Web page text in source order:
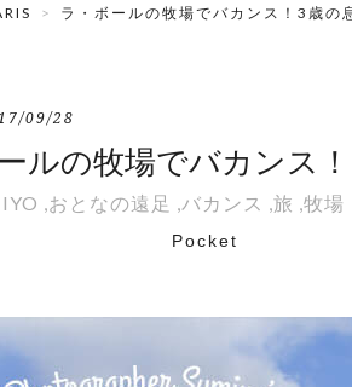
ラ・ボールの牧場でバカンス！3歳の
09/28
ルの牧場でバカンス
,おとなの遠足 ,バカンス ,旅 ,牧場
Pocket